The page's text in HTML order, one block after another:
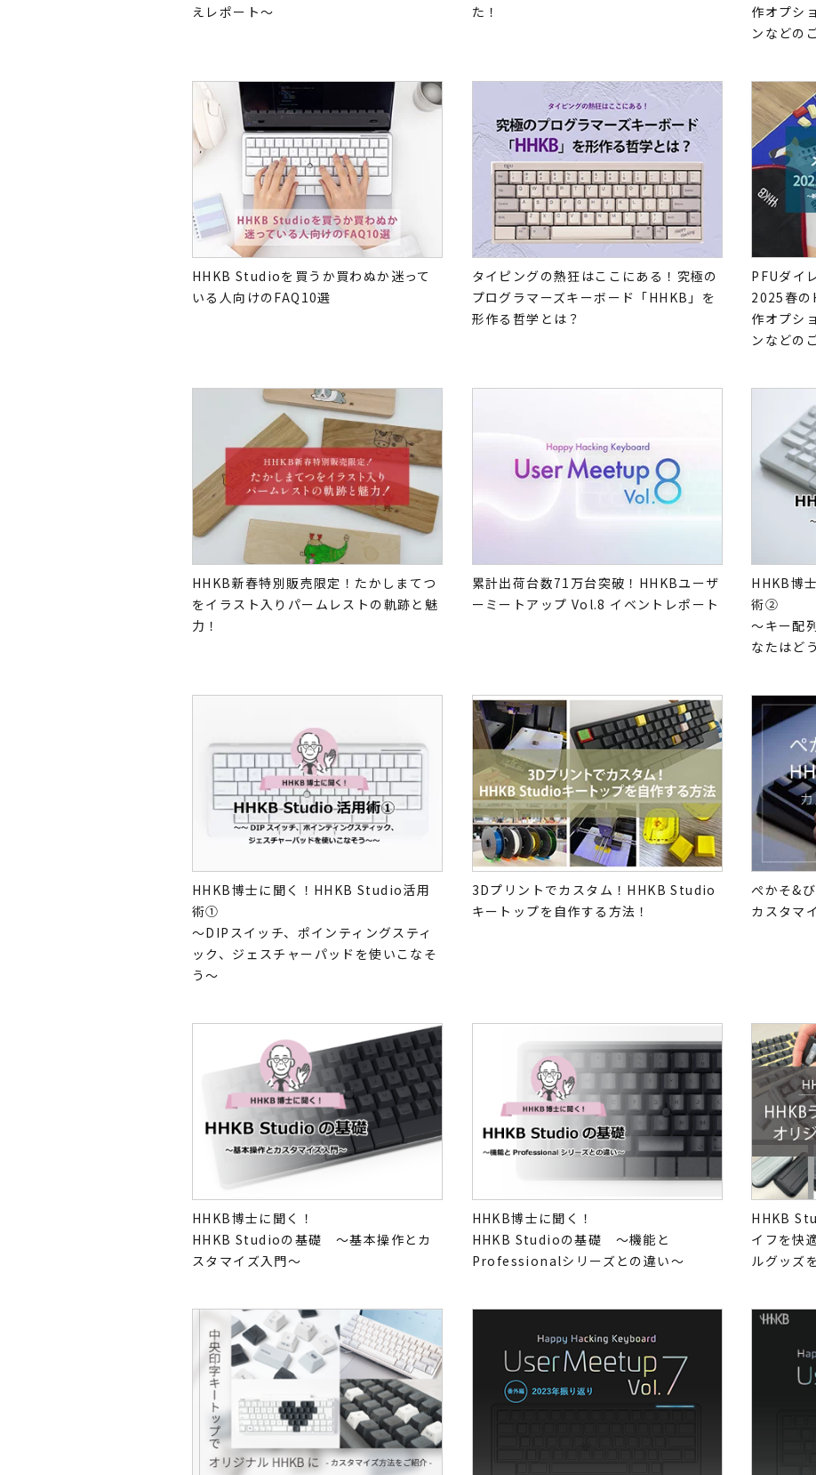
えレポート～
た！
作オプシ
ンなどの
HHKB Studioを買うか買わぬか迷って
いる人向けのFAQ10選
タイピングの熱狂はここにある！究極の
プログラマーズキーボード「HHKB」を
形作る哲学とは？
PFUダイ
2025春の
作オプシ
ンなどの
HHKB新春特別販売限定！たかしまてつ
をイラスト入りパームレストの軌跡と魅
力！
累計出荷台数71万台突破！HHKBユーザ
ーミートアップ Vol.8 イベントレポート
HHKB博
術②
～キー配
なたはど
HHKB博士に聞く！HHKB Studio活用
術①
～DIPスイッチ、ポインティングスティ
ック、ジェスチャーパッドを使いこなそ
う～
3Dプリントでカスタム！HHKB Studio
キートップを自作する方法！
ぺかそ&
カスタマ
HHKB博士に聞く！
HHKB Studioの基礎 ～基本操作とカ
スタマイズ入門～
HHKB博士に聞く！
HHKB Studioの基礎 ～機能と
Professionalシリーズとの違い～
HHKB
イフを快
ルグッズ